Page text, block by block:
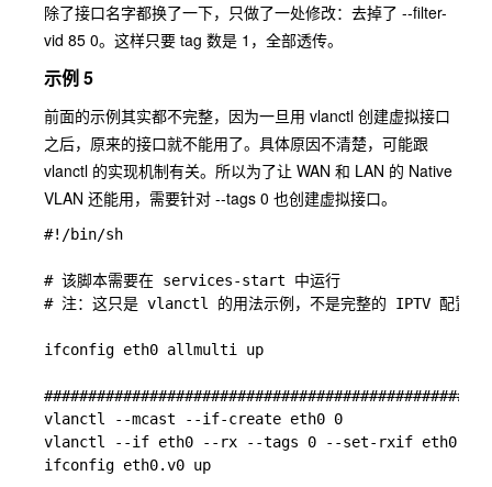
除了接口名字都换了一下，只做了一处修改：去掉了 --filter-
vid 85 0。这样只要 tag 数是 1，全部透传。
示例 5
前面的示例其实都不完整，因为一旦用 vlanctl 创建虚拟接口
之后，原来的接口就不能用了。具体原因不清楚，可能跟
vlanctl 的实现机制有关。所以为了让 WAN 和 LAN 的 Native
VLAN 还能用，需要针对 --tags 0 也创建虚拟接口。
#!/bin/sh
# 该脚本需要在 services-start 中运行
# 注：这只是 vlanctl 的用法示例，不是完整的 IPTV 配置脚
ifconfig eth0 allmulti up
vlanctl --mcast --if-create eth0 0
vlanctl --if eth0 --rx --tags 0 --set-rxif eth0.v0
ifconfig eth0.v0 up